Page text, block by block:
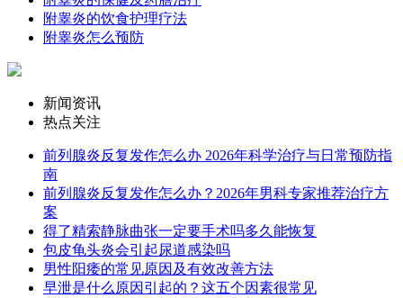
附睾炎的饮食护理疗法
附睾炎怎么预防
新闻资讯
热点关注
前列腺炎反复发作怎么办 2026年科学治疗与日常预防指
南
前列腺炎反复发作怎么办？2026年男科专家推荐治疗方
案
得了精索静脉曲张一定要手术吗多久能恢复
包皮龟头炎会引起尿道感染吗
男性阳痿的常见原因及有效改善方法
早泄是什么原因引起的？这五个因素很常见